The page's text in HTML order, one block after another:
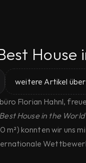
House
weitere Artikel über
Florian Hahnl,
Best House in the
m²) konnten wir uns